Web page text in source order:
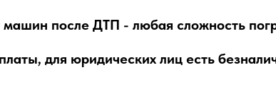
после ДТП - любая сложность
для юридических лиц есть